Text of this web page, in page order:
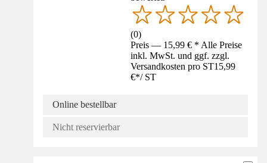
(0)
Preis — 15,99 € * Alle Preise
inkl. MwSt. und ggf. zzgl.
Versandkosten pro ST15,99
€*/ ST
Online bestellbar
Nicht reservierbar